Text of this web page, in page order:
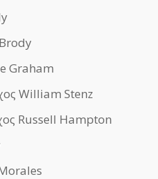
Graham
William Stenz
Russell Hampton